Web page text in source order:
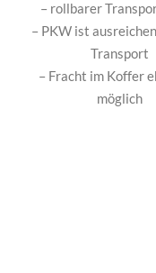
– rollbarer
– PKW ist
Transport
– Fracht im Koffer
möglich